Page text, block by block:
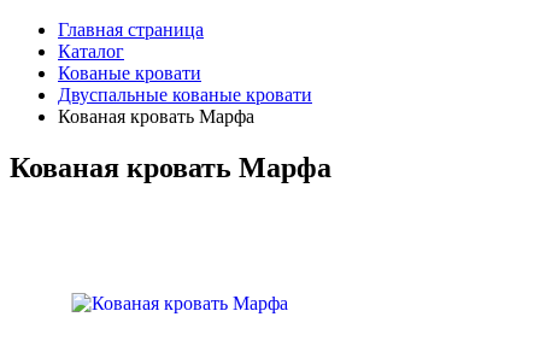
Главная страница
Каталог
Кованые кровати
Двуспальные кованые кровати
Кованая кровать Марфа
Кованая кровать Марфа